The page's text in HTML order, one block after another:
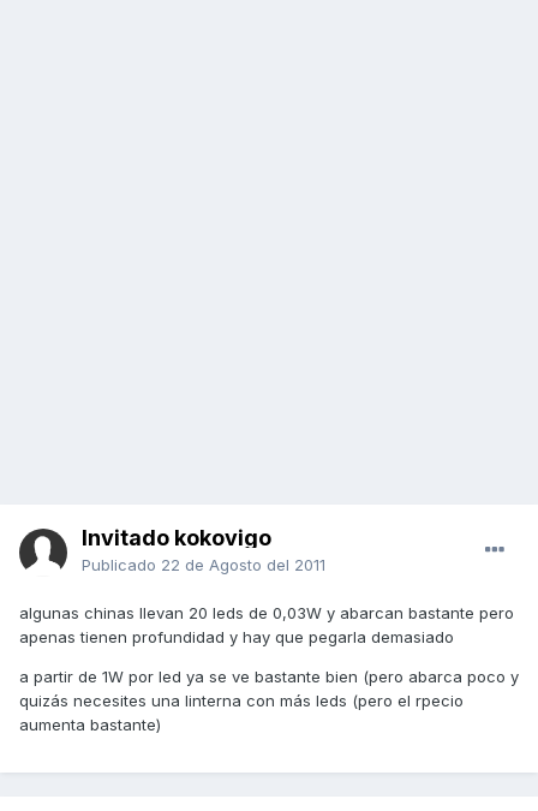
Invitado kokovigo
Publicado 22 de Agosto del 2011
algunas chinas llevan 20 leds de 0,03W y abarcan bastante pero
apenas tienen profundidad y hay que pegarla demasiado
a partir de 1W por led ya se ve bastante bien (pero abarca poco y
quizás necesites una linterna con más leds (pero el rpecio
aumenta bastante)